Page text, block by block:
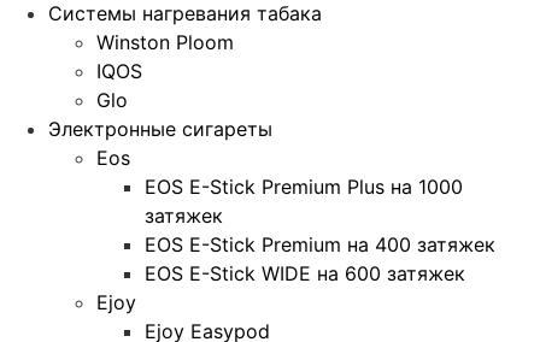
Системы нагревания табака
Winston Ploom
IQOS
Glo
Электронные сигареты
Eos
EOS E-Stick Premium Plus на 1000
затяжек
EOS E-Stick Premium на 400 затяжек
EOS E-Stick WIDE на 600 затяжек
Ejoy
Ejoy Easypod